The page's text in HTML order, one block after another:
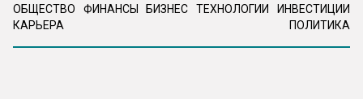
ОБЩЕСТВО ФИНАНСЫ БИЗНЕС ТЕХНОЛОГИИ
ИНВЕСТИЦИИ
КАРЬЕРА
ПОЛИТИКА